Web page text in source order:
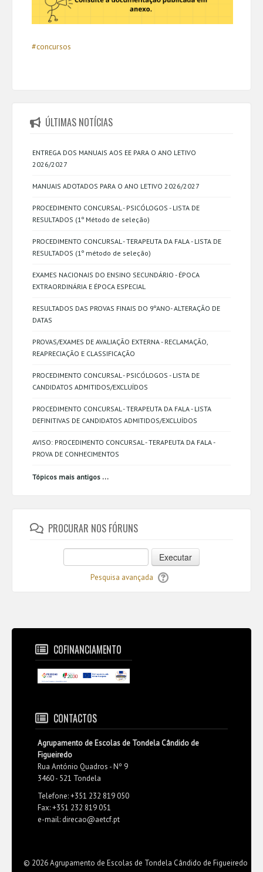
#concursos
ÚLTIMAS NOTÍCIAS
ENTREGA DOS MANUAIS AOS EE PARA O ANO LETIVO
2026/2027
MANUAIS ADOTADOS PARA O ANO LETIVO 2026/2027
PROCEDIMENTO CONCURSAL - PSICÓLOGOS - LISTA DE
RESULTADOS (1º Método de seleção)
PROCEDIMENTO CONCURSAL - TERAPEUTA DA FALA - LISTA DE
RESULTADOS (1º método de seleção)
EXAMES NACIONAIS DO ENSINO SECUNDÁRIO - ÉPOCA
EXTRAORDINÁRIA E ÉPOCA ESPECIAL
RESULTADOS DAS PROVAS FINAIS DO 9ºANO- ALTERAÇÃO DE
DATAS
PROVAS/EXAMES DE AVALIAÇÃO EXTERNA - RECLAMAÇÃO,
REAPRECIAÇÃO E CLASSIFICAÇÃO
PROCEDIMENTO CONCURSAL - PSICÓLOGOS - LISTA DE
CANDIDATOS ADMITIDOS/EXCLUÍDOS
PROCEDIMENTO CONCURSAL - TERAPEUTA DA FALA - LISTA
DEFINITIVAS DE CANDIDATOS ADMITIDOS/EXCLUÍDOS
AVISO: PROCEDIMENTO CONCURSAL - TERAPEUTA DA FALA -
PROVA DE CONHECIMENTOS
Tópicos mais antigos ...
PROCURAR NOS FÓRUNS
Executar
Pesquisa avançada
COFINANCIAMENTO
CONTACTOS
Agrupamento de Escolas de Tondela Cândido de
Figueiredo
Rua António Quadros - Nº 9
3460 - 521 Tondela
Telefone: +351 232 819 050
Fax: +351 232 819 051
e-mail: direcao@aetcf.pt
© 2026 Agrupamento de Escolas de Tondela Cândido de Figueiredo